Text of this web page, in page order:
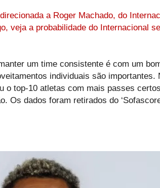
a Roger Machado, do
veja a probabilidade do Internacional
um time consistente é com um
individuais são importantes.
o top-10 atletas com mais passes
Os dados foram retirados do